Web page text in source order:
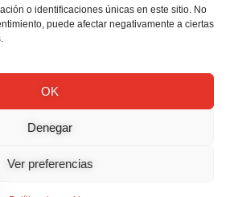
o identificaciones únicas en este sitio. No
puede afectar negativamente a ciertas
OK
Denegar
Ver preferencias